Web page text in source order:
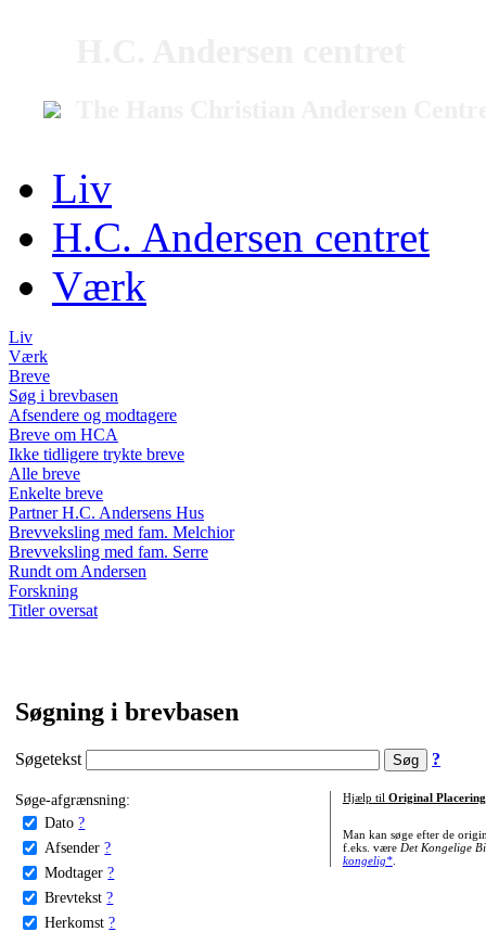
Liv
H.C. Andersen centret
Værk
Liv
Værk
Breve
Søg i brevbasen
Afsendere og modtagere
Breve om HCA
Ikke tidligere trykte breve
Alle breve
Enkelte breve
Partner H.C. Andersens Hus
Brevveksling med fam. Melchior
Brevveksling med fam. Serre
Rundt om Andersen
Forskning
Titler oversat
Søgning i brevbasen
Søgetekst ?
Søge-afgrænsning:
Dato ?
Afsender ?
Modtager ?
Brevtekst ?
Herkomst ?
Hjælp til Original Placering
Man kan søge efter de
f.eks. være Det Kongelige
kongelig*.